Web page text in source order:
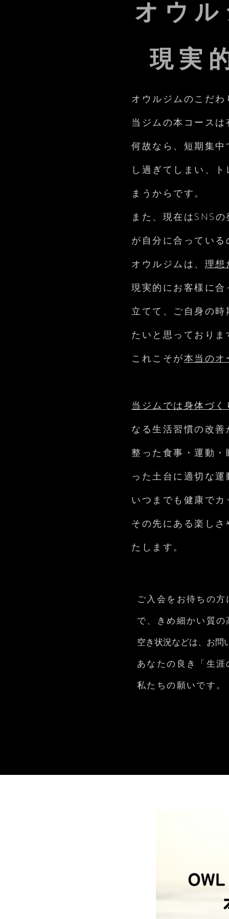
オウ
現実
オウルジムのこだ
当ジムの本コース
何故なら、短期集
し過ぎてしまい、
まうからです。
また、現在はSNS
が自分に合ってい
オウルジムは、 理想
現実的にお客様に
立てて、 ご自身の
たいと思っておりま
これこそが本当の
当ジムでは身体づ
なる生活習慣の改
整った食事・運動
った土台に適切な
いつまでも健康で
その先にある楽し
たします。
ご入会をお待ちの
で、 きめ細かい質
空き状況などは、お問
あなたの良き「生
私たちの願いです。